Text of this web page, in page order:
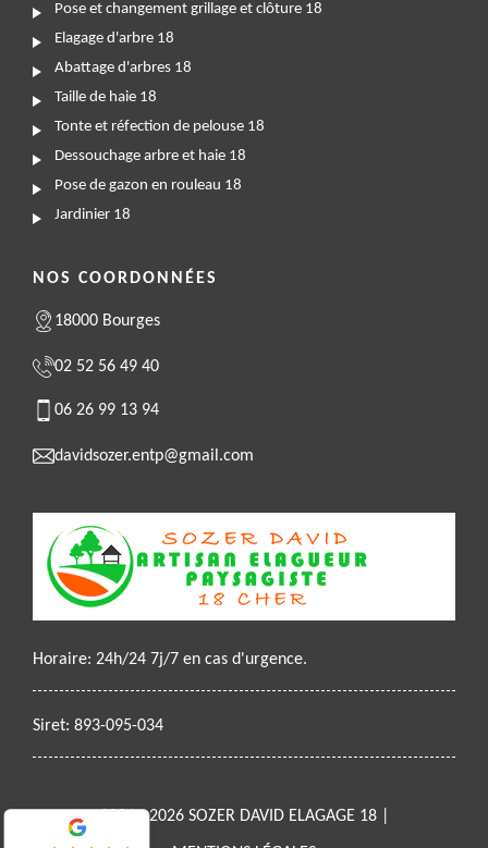
Pose et changement grillage et clôture 18
Elagage d'arbre 18
Abattage d'arbres 18
Taille de haie 18
Tonte et réfection de pelouse 18
Dessouchage arbre et haie 18
Pose de gazon en rouleau 18
Jardinier 18
NOS COORDONNÉES
18000 Bourges
02 52 56 49 40
06 26 99 13 94
davidsozer.entp@gmail.com
Horaire: 24h/24 7j/7 en cas d'urgence.
Siret: 893-095-034
2021 - 2026 SOZER DAVID ELAGAGE 18 |